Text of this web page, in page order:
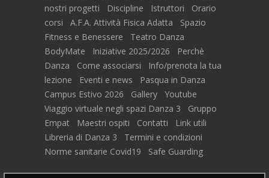
nostri progetti
Discipline Istruttori
Orario
corsi
A.F.A. Attività Fisica Adatta
Spazio
Fitness e Benessere
Teatro Danza
BodyMate
Iniziative 2025/2026
Perchè
Danza
Come associarsi
Info/prenota la tua
lezione
Eventi e news
Pasqua in Danza
Campus Estivo 2026
Gallery
Youtube
Viaggio virtuale negli spazi Danza 3
Gruppo
Empat
Maestri ospiti Contatti
Link utili
Libreria di Danza 3
Termini e condizioni
Norme sanitarie Covid19
Safe Guarding